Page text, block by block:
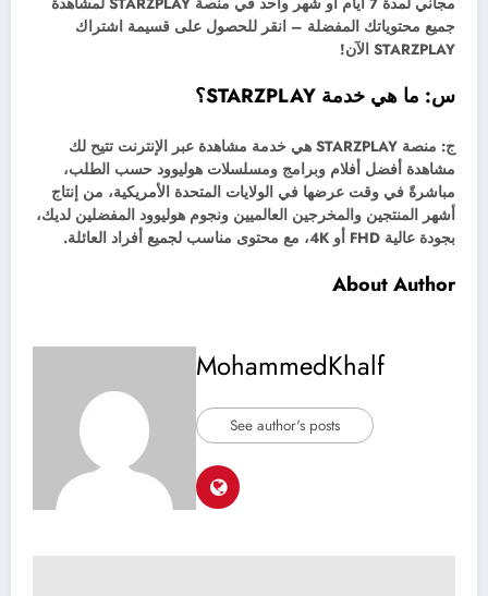
جميع محتوياتك المفضلة – انقر للحصول على قسيمة اشتراك
STARZPLAY الآن!
س: ما هي خدمة STARZPLAY؟
ج: منصة STARZPLAY هي خدمة مشاهدة عبر الإنترنت تتيح لك
مشاهدة أفضل أفلام وبرامج ومسلسلات هوليوود حسب الطلب،
مباشرةً في وقت عرضها في الولايات المتحدة الأمريكية، من إنتاج
أشهر المنتجين والمخرجين العالميين ونجوم هوليوود المفضلين لديك،
بجودة عالية FHD أو 4K، مع محتوى مناسب لجميع أفراد العائلة.
About Author
MohammedKhalf
See author's posts